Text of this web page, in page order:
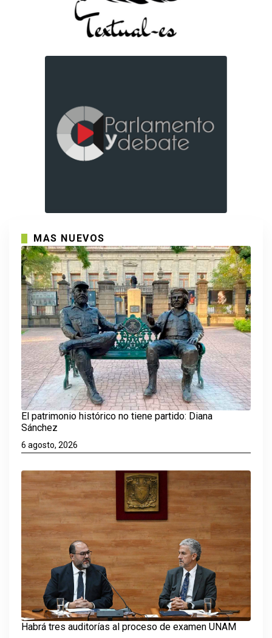
MAS NUEVOS
El patrimonio histórico no tiene partido: Diana
Sánchez
6 agosto, 2026
Habrá tres auditorías al proceso de examen UNAM